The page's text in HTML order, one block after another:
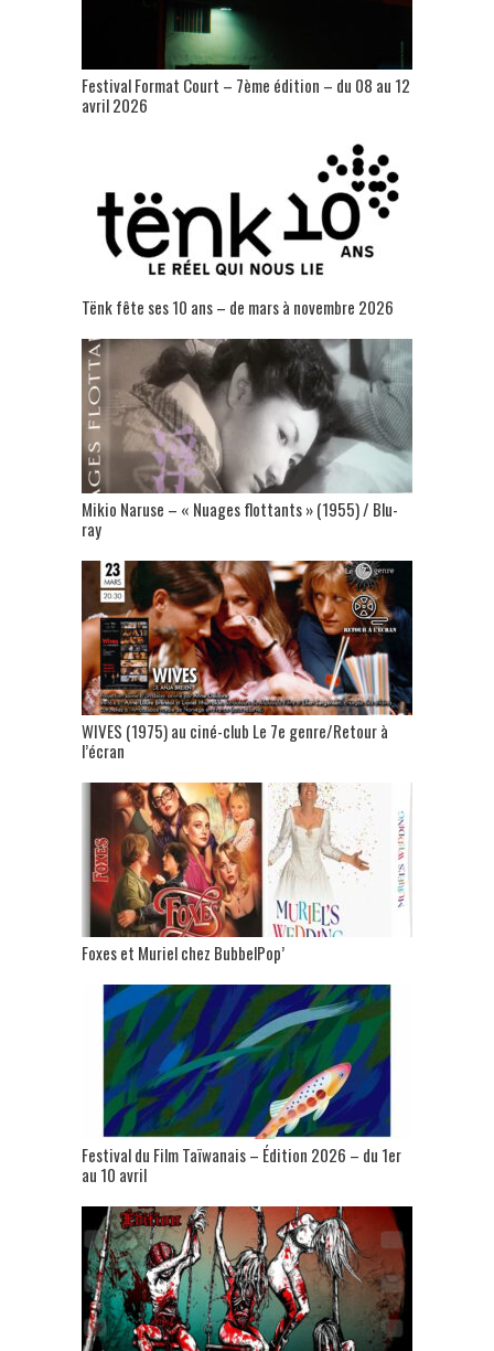
Festival Format Court – 7ème édition – du 08 au 12
avril 2026
Tënk fête ses 10 ans – de mars à novembre 2026
Mikio Naruse – « Nuages flottants » (1955) / Blu-
ray
WIVES (1975) au ciné-club Le 7e genre/Retour à
l’écran
Foxes et Muriel chez BubbelPop’
Festival du Film Taïwanais – Édition 2026 – du 1er
au 10 avril